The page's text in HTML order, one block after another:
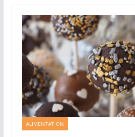
ALIMENTATION